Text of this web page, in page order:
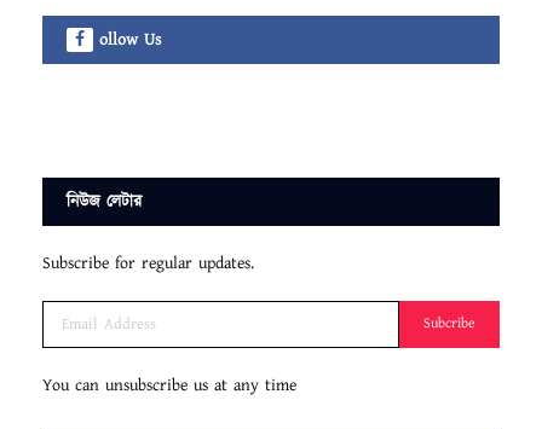
ollow Us
নিউজ লেটার
Subscribe for regular updates.
Subcribe
You can unsubscribe us at any time